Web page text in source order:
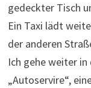
gedeckter Tisch
Ein Taxi lädt
der anderen
Ich gehe weiter
„Autoservire“,